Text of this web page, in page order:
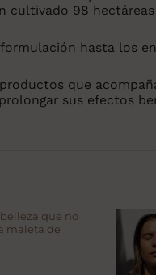
cultivado 98
hasta los
que
sus efectos
que no
maleta de